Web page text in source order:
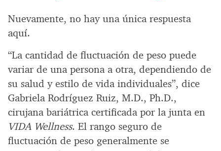
Nuevamente, no hay una única respuesta
aquí.
“La cantidad de fluctuación de peso puede
variar de una persona a otra, dependiendo de
su salud y estilo de vida individuales”, dice
Gabriela Rodríguez Ruiz, M.D., Ph.D.,
cirujana bariátrica certificada por la junta en
VIDA Wellness. El rango seguro de
fluctuación de peso generalmente se